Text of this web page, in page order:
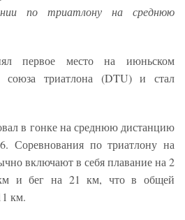
по триатлону на среднюю
первое место на июньском
союза триатлона (DTU) и стал
в гонке на среднюю дистанцию
Соревнования по триатлону на
включают в себя плавание на 2
и бег на 21 км, что в общей
км.